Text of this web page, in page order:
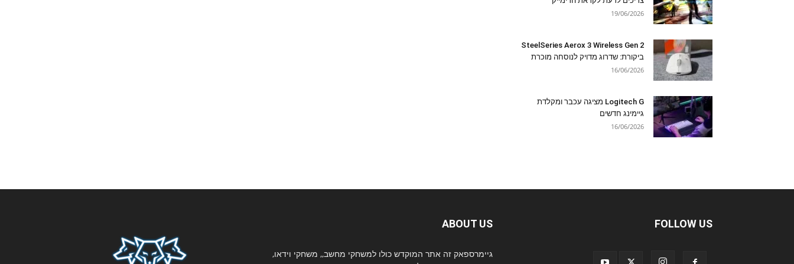
19/06/2026
SteelSeries Aerox 3 Wireless Gen 2
ביקורת: שדרוג מדויק לנוסחה מוכרת
16/06/2026
Logitech G מציגה עכבר ומקלדת
גיימינג חדשים
16/06/2026
ABOUT US
גיימרספאק זה אתר המוקדש כולו למשחקי מחשב,, משחקי וידאו,
FOLLOW US